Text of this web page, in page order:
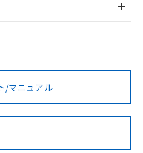
/会員登録
ただく前に、以下を必ずお読
/マニュアル
在することから備考
おりました。